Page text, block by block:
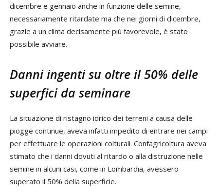
dicembre e gennaio anche in funzione delle semine,
necessariamente ritardate ma che nei giorni di dicembre,
grazie a un clima decisamente più favorevole, è stato
possibile avviare.
Danni ingenti su oltre il 50% delle
superfici da seminare
La situazione di ristagno idrico dei terreni a causa delle
piogge continue, aveva infatti impedito di entrare nei campi
per effettuare le operazioni colturali. Confagricoltura aveva
stimato che i danni dovuti al ritardo o alla distruzione nelle
semine in alcuni casi, come in Lombardia, avessero
superato il 50% della superficie.